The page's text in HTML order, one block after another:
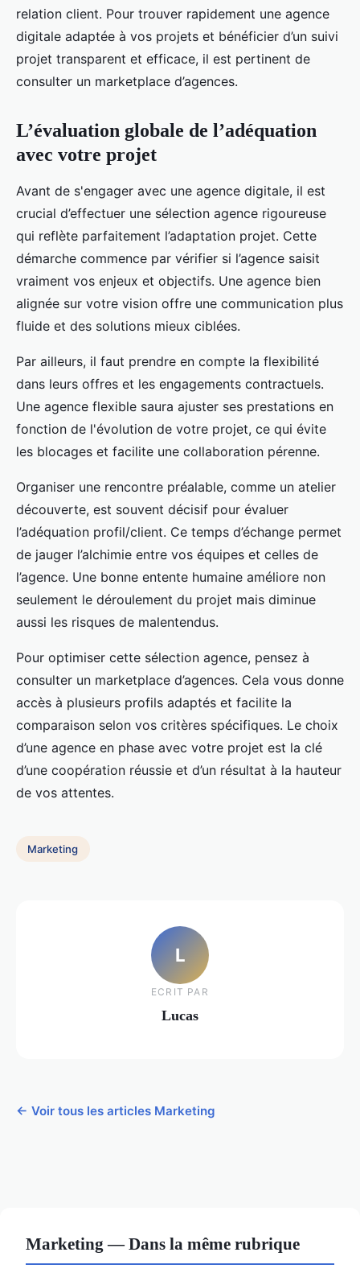
relation client. Pour trouver rapidement une agence
digitale adaptée à vos projets et bénéficier d’un suivi
projet transparent et efficace, il est pertinent de
consulter un marketplace d’agences.
L’évaluation globale de l’adéquation
avec votre projet
Avant de s'engager avec une agence digitale, il est
crucial d’effectuer une sélection agence rigoureuse
qui reflète parfaitement l’adaptation projet. Cette
démarche commence par vérifier si l’agence saisit
vraiment vos enjeux et objectifs. Une agence bien
alignée sur votre vision offre une communication plus
fluide et des solutions mieux ciblées.
Par ailleurs, il faut prendre en compte la flexibilité
dans leurs offres et les engagements contractuels.
Une agence flexible saura ajuster ses prestations en
fonction de l'évolution de votre projet, ce qui évite
les blocages et facilite une collaboration pérenne.
Organiser une rencontre préalable, comme un atelier
découverte, est souvent décisif pour évaluer
l’adéquation profil/client. Ce temps d’échange permet
de jauger l’alchimie entre vos équipes et celles de
l’agence. Une bonne entente humaine améliore non
seulement le déroulement du projet mais diminue
aussi les risques de malentendus.
Pour optimiser cette sélection agence, pensez à
consulter un marketplace d’agences. Cela vous donne
accès à plusieurs profils adaptés et facilite la
comparaison selon vos critères spécifiques. Le choix
d’une agence en phase avec votre projet est la clé
d’une coopération réussie et d’un résultat à la hauteur
de vos attentes.
Marketing
L
ECRIT PAR
Lucas
← Voir tous les articles Marketing
Marketing — Dans la même rubrique